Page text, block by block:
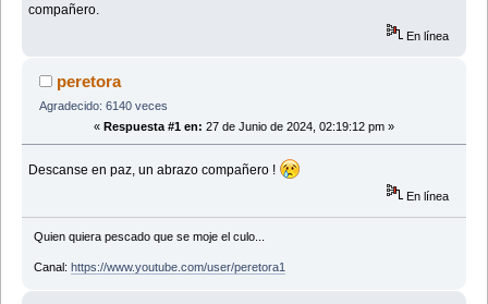
compañero.
En línea
peretora
Agradecido: 6140 veces
« Respuesta #1 en: 27 de Junio de 2024, 02:19:12 pm »
Descanse en paz, un abrazo compañero !
En línea
Quien quiera pescado que se moje el culo...
Canal: https://www.youtube.com/user/peretora1